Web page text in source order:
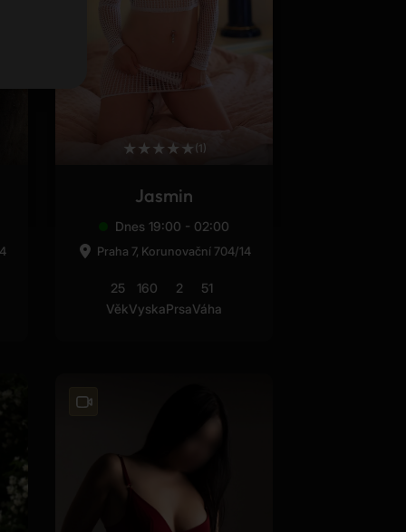
★ ★ ★ ★ ★ (1)
Jasmin
Dnes 19:00 - 02:00
Praha 7, Korunovační 704/14
25
Věk
160
Vyska
2
Prsa
51
Váha